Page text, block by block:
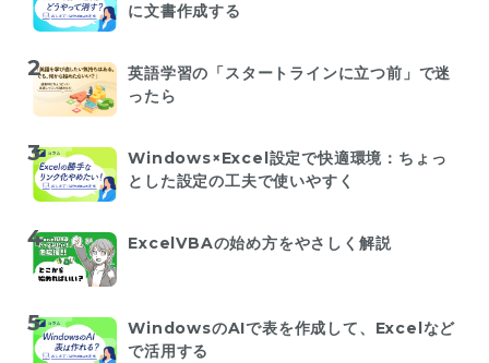
に文書作成する
英語学習の「スタートラインに立つ前」で迷
ったら
Windows×Excel設定で快適環境：ちょっ
とした設定の工夫で使いやすく
ExcelVBAの始め方をやさしく解説
WindowsのAIで表を作成して、Excelなど
で活用する